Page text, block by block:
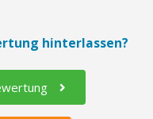
hinterlassen?